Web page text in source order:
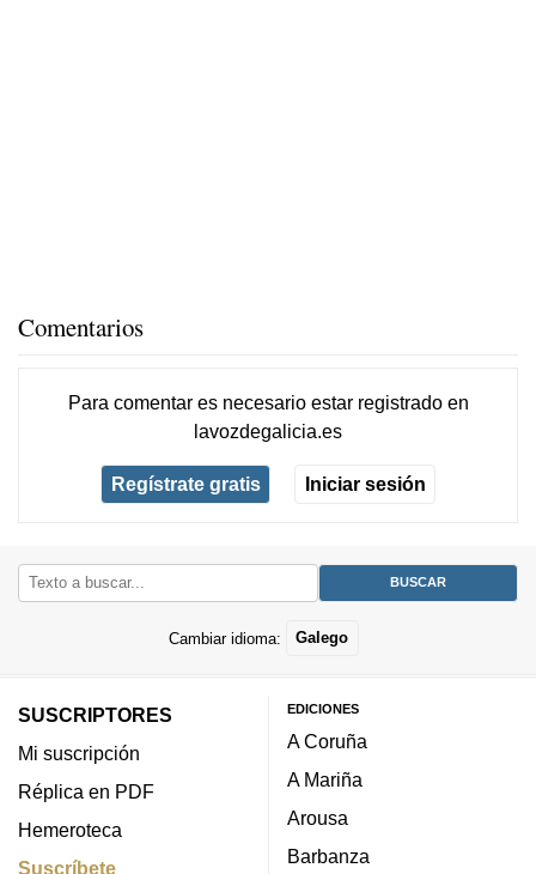
Comentarios
Para comentar es necesario estar registradoen
lavozdegalicia.es
Regístrate gratis Iniciar sesión
Cambiar idioma: Galego
SUSCRIPTORES
Mi suscripción
Réplica en PDF
Hemeroteca
Suscríbete
EDICIONES
A Coruña
A Mariña
Arousa
Barbanza